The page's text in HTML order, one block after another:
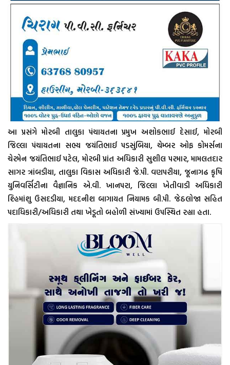
આ પ્રસંગે મોરબી તાલુકા પંચાયતના પ્રમુખ અશોકભાઈ દેસાઈ, મોરબી
જિલ્લા પંચાયતના સભ્ય જયંતિભાઈ પડસુંબિયા, ચેમ્બર ઓફ કોમર્સના
ચેરમેન જયંતિભાઈ પટેલ, મોરબી પ્રાંત અધિકારી સુશીલ પરમાર, મામલતદાર
સાગર ત્રાંબડીયા, તાલુકા વિકાસ અધિકારી જે.પી. વણપરીયા, જૂનાગઢ કૃષિ
યુનિવર્સિટીના વૈજ્ઞાનિક એ.વી. ખાનપરા, જિલ્લા ખેતીવાડી અધિકારી
શ્હિમાંશુ ઉસદડીયા, મદદનીશ બાગાયત નિયામક બી.પી. જેઠલોજા સહિત
પદાધિકારી/અધિકારી તથા ખેડૂતો બહોળી સંખ્યામાં ઉપસ્થિત રહ્યા હતા.